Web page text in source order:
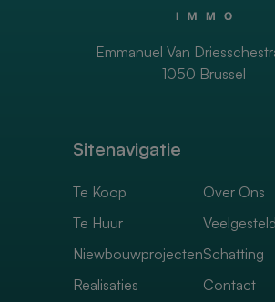
Sitenavigatie
Te Koop
Te Huur
Niewbouwprojecten
Realisaties
Over Ons
Schatting
Contact
Emmanuel Van
1050 Brussel